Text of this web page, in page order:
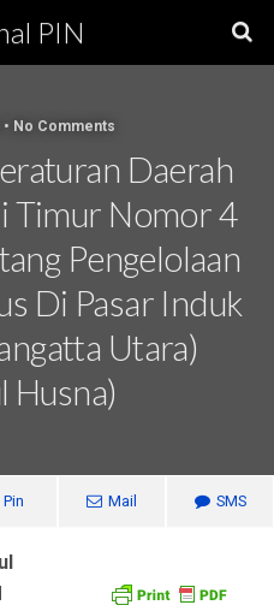
PIN
• No Comments
Daerah
Timur Nomor 4
Pengelolaan
Di Pasar Induk
Utara)
Husna)
Pin Mail SMS